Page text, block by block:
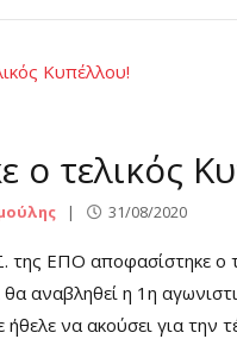
ο τελικός
31/08/2020
της ΕΠΟ αποφασίστηκε ο
θα αναβληθεί η 1η
να ακούσει για την